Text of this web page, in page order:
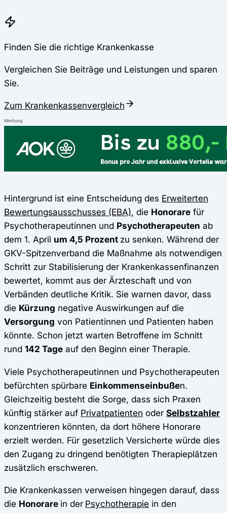
Finden Sie die richtige Krankenkasse
Vergleichen Sie Beiträge und Leistungen und sparen
Sie.
Zum Krankenkassenvergleich
Werbung
Hintergrund ist eine Entscheidung des Erweiterten
Bewertungsausschusses (EBA), die Honorare für
Psychotherapeutinnen und Psychotherapeuten ab
dem 1. April um 4,5 Prozent zu senken. Während der
GKV-Spitzenverband die Maßnahme als notwendigen
Schritt zur Stabilisierung der Krankenkassenfinanzen
bewertet, kommt aus der Ärzteschaft und von
Verbänden deutliche Kritik. Sie warnen davor, dass
die Kürzung negative Auswirkungen auf die
Versorgung von Patientinnen und Patienten haben
könnte. Schon jetzt warten Betroffene im Schnitt
rund 142 Tage auf den Beginn einer Therapie.
Viele Psychotherapeutinnen und Psychotherapeuten
befürchten spürbare Einkommenseinbußen.
Gleichzeitig besteht die Sorge, dass sich Praxen
künftig stärker auf Privatpatienten oder Selbstzahler
konzentrieren könnten, da dort höhere Honorare
erzielt werden. Für gesetzlich Versicherte würde dies
den Zugang zu dringend benötigten Therapieplätzen
zusätzlich erschweren.
Die Krankenkassen verweisen hingegen darauf, dass
die Honorare in der Psychotherapie in den